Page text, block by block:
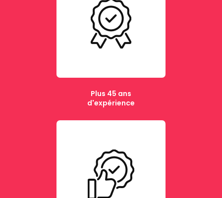
Plus 45 ans
d'expérience